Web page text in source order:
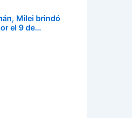
Milei brindó
el 9 de…